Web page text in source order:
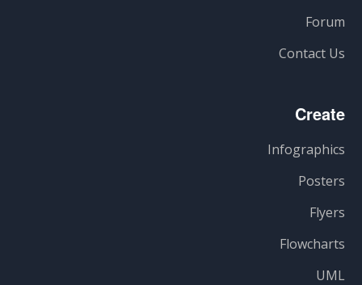
Forum
Contact Us
Create
Infographics
Posters
Flyers
Flowcharts
UML